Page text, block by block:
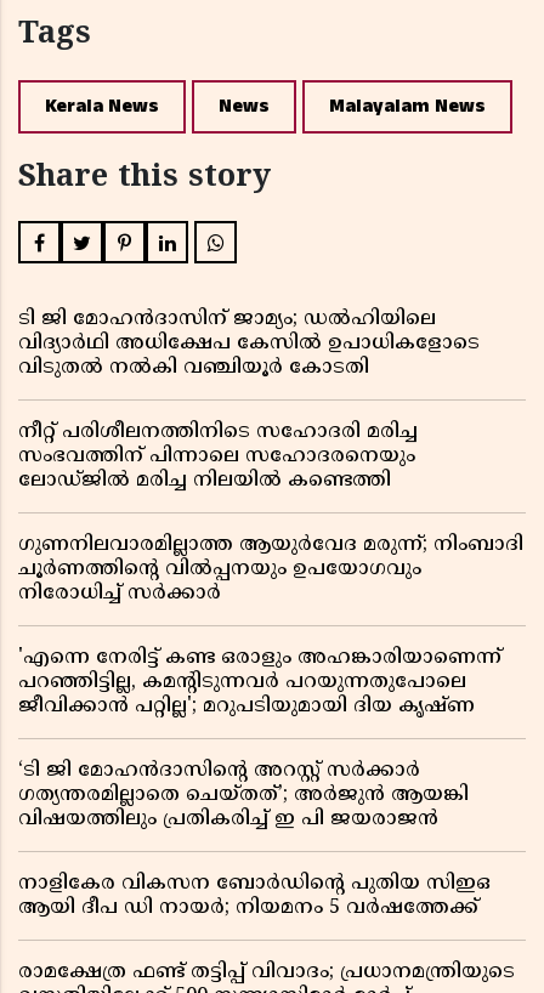
Tags
Kerala News News Malayalam News
Share this story
ടി ജി മോഹൻദാസിന് ജാമ്യം; ഡൽഹിയിലെ
വിദ്യാർഥി അധിക്ഷേപ കേസിൽ ഉപാധികളോടെ
വിടുതൽ നൽകി വഞ്ചിയൂർ കോടതി
നീറ്റ് പരിശീലനത്തിനിടെ സഹോദരി മരിച്ച
സംഭവത്തിന് പിന്നാലെ സഹോദരനെയും
ലോഡ്ജിൽ മരിച്ച നിലയിൽ കണ്ടെത്തി
ഗുണനിലവാരമില്ലാത്ത ആയുർവേദ മരുന്ന്; നിംബാദി
ചൂർണത്തിൻ്റെ വിൽപ്പനയും ഉപയോഗവും
നിരോധിച്ച് സർക്കാർ
'എന്നെ നേരിട്ട് കണ്ട ഒരാളും അഹങ്കാരിയാണെന്ന്
പറഞ്ഞിട്ടില്ല, കമൻ്റിടുന്നവർ പറയുന്നതുപോലെ
ജീവിക്കാൻ പറ്റില്ല'; മറുപടിയുമായി ദിയ കൃഷ്ണ
‘ടി ജി മോഹൻദാസിൻ്റെ അറസ്റ്റ് സർക്കാർ
ഗത്യന്തരമില്ലാതെ ചെയ്തത്’; അർജുൻ ആയങ്കി
വിഷയത്തിലും പ്രതികരിച്ച് ഇ പി ജയരാജൻ
നാളികേര വികസന ബോർഡിൻ്റെ പുതിയ സിഇഒ
ആയി ദീപ ഡി നായർ; നിയമനം 5 വർഷത്തേക്ക് ​​​​​​​
രാമക്ഷേത്ര ഫണ്ട് തട്ടിപ്പ് വിവാദം; പ്രധാനമന്ത്രിയുടെ